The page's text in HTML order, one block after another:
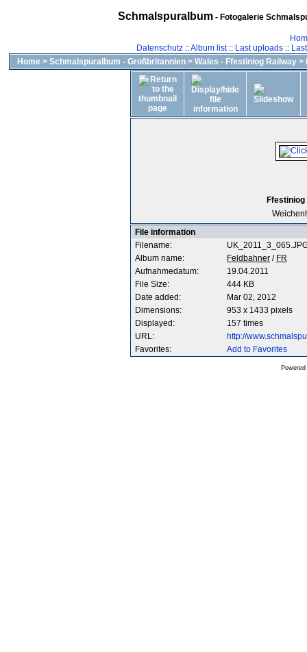
Schmalspuralbum- Fotogalerie
Datenschutz::Album list:: Last uploads::
Home > Schmalspuralbum - Großbritannien > Wales - Ffestiniog Railway >
Ffestiniog
File information
Filename:
Album name:
Feldbahner / FR
Aufnahmedatum:
19.04.2011
File Size:
444 KB
Date added:
Mar 02, 2012
Dimensions:
953 x 1433 pixels
Displayed:
157 times
URL:
http://
Favorites:
Add to Favorites